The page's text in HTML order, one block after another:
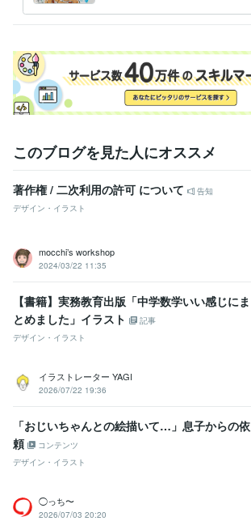
このブログを見た人にオススメ
著作権 / 二次利用の許可 について
告知
デザイン・イラスト
mocchi’s workshop
2024/03/22 11:35
【書籍】実務教育出版「中学数学いい感じにま
とめました」イラスト
記事
デザイン・イラスト
イラストレーター YAGI
2026/07/22 19:36
「おじいちゃんとの絵描いて…」息子からの依
頼
コンテンツ
デザイン・イラスト
◯っち〜
2026/07/03 20:20